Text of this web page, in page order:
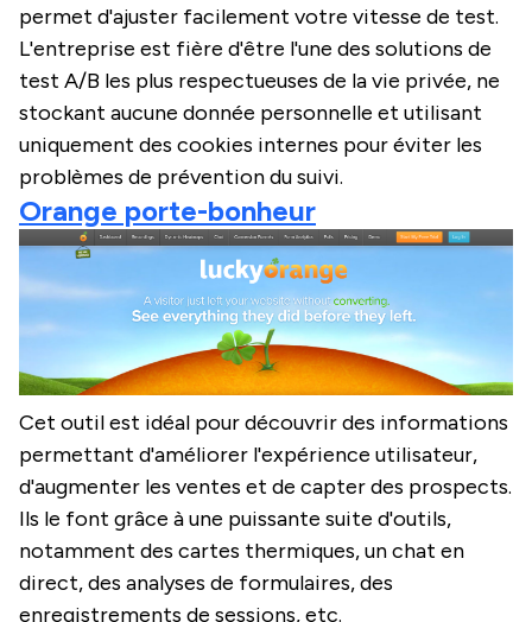
permet d'ajuster facilement votre vitesse de test.
L'entreprise est fière d'être l'une des solutions de
test A/B les plus respectueuses de la vie privée, ne
stockant aucune donnée personnelle et utilisant
uniquement des cookies internes pour éviter les
problèmes de prévention du suivi.
Orange porte-bonheur
Cet outil est idéal pour découvrir des informations
permettant d'améliorer l'expérience utilisateur,
d'augmenter les ventes et de capter des prospects.
Ils le font grâce à une puissante suite d'outils,
notamment des cartes thermiques, un chat en
direct, des analyses de formulaires, des
enregistrements de sessions, etc.